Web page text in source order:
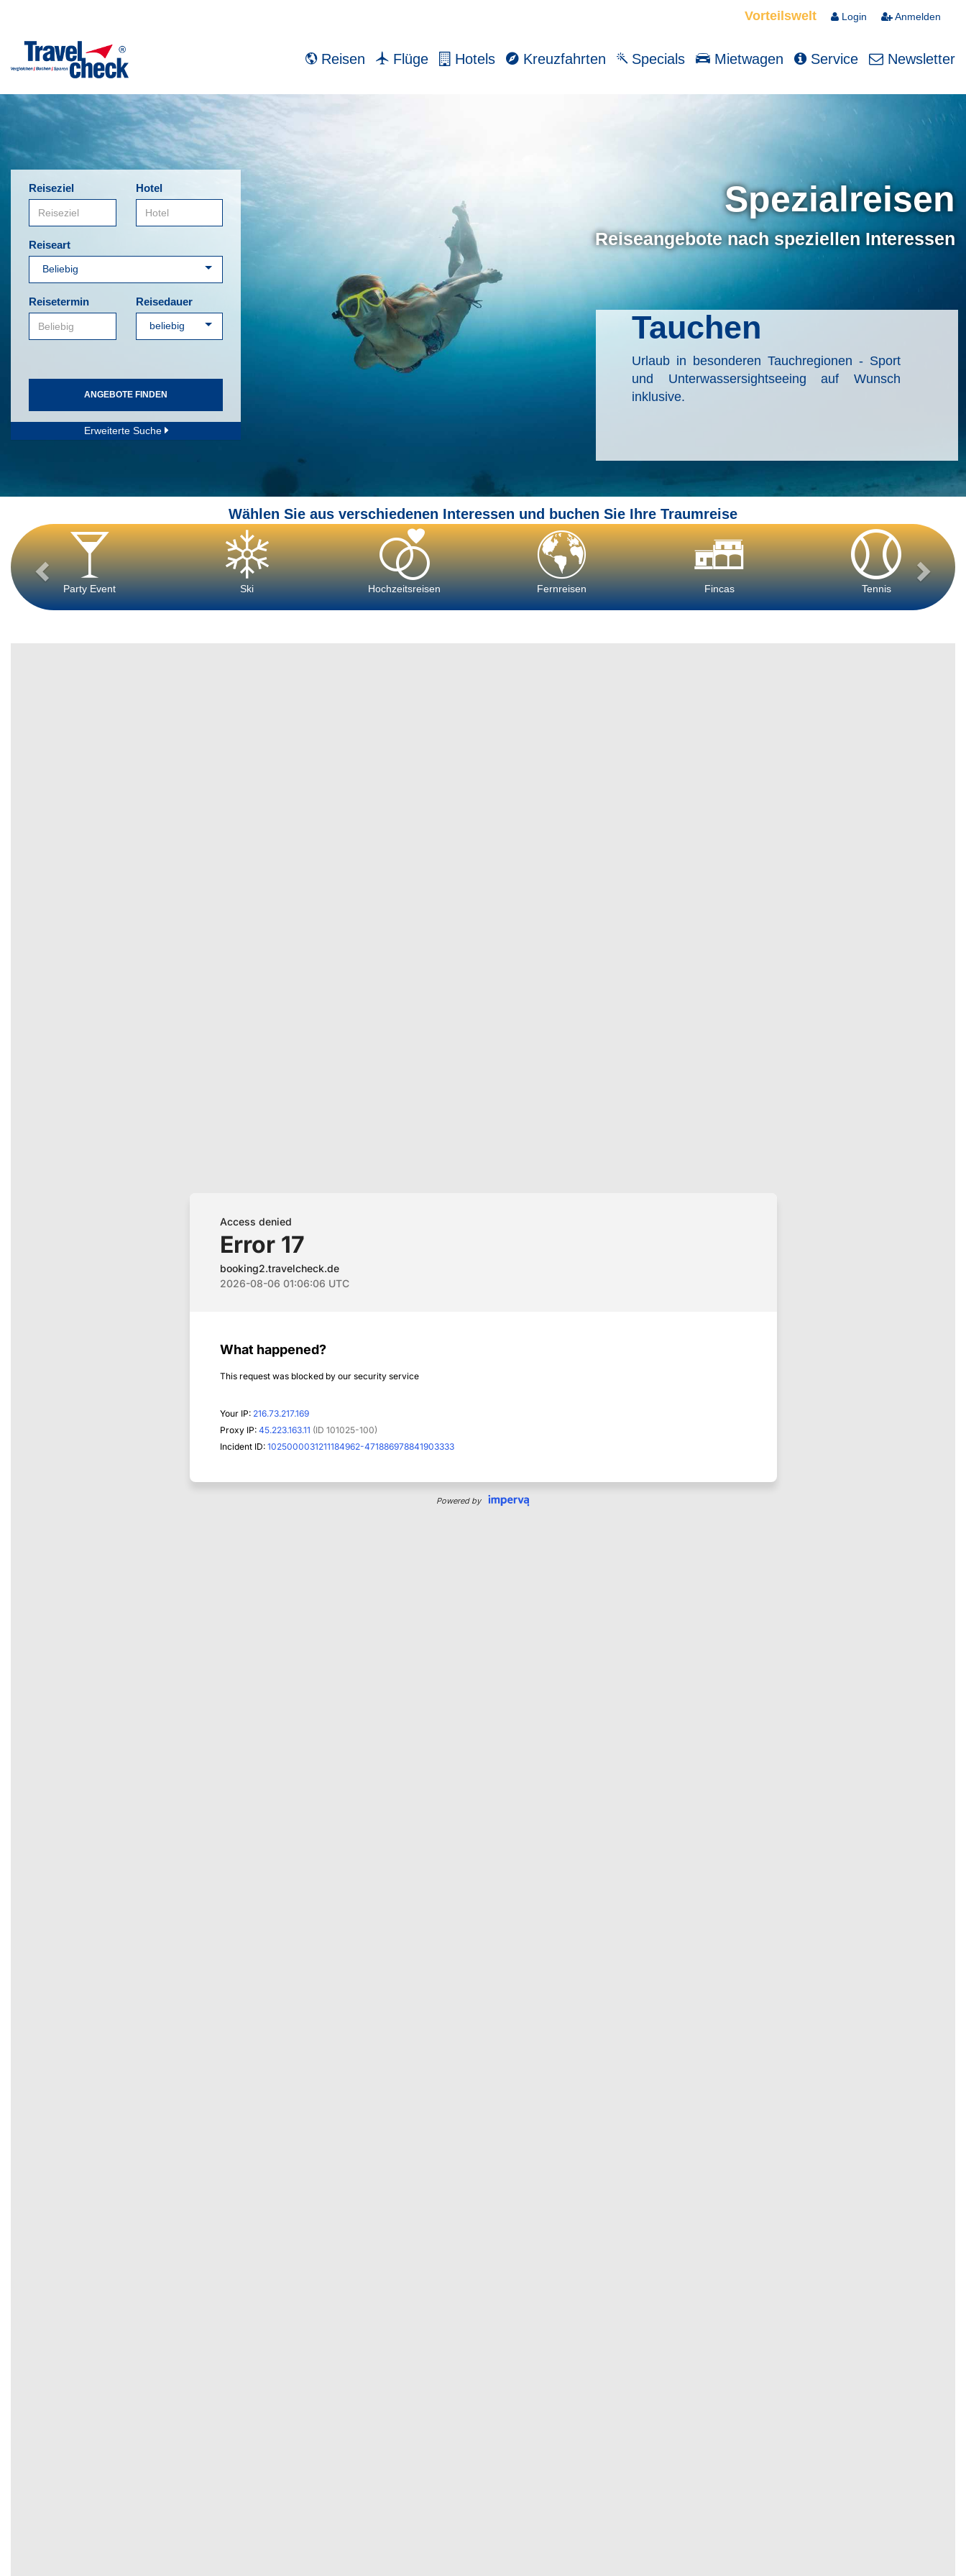
Vorteilswelt Login Anmelden
Reisen Flüge Hotels Kreuzfahrten Specials Mietwagen Service Newsletter
Reiseziel Hotel
Reiseart
Reisetermin Reisedauer
ANGEBOTE FINDEN
Erweiterte Suche
Spezialreisen
Reiseangebote nach speziellen Interessen
Tauchen
Urlaub in besonderen Tauchregionen - Sport
und Unterwassersightseeing auf Wunsch
inklusive.
Wählen Sie aus verschiedenen Interessen und buchen Sie Ihre Traumreise
Party Event Ski Hochzeitsreisen Fernreisen Fincas Tennis